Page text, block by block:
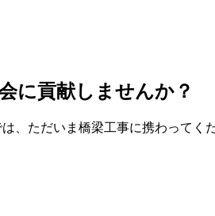
に貢献しませんか？
、ただいま橋梁工事に携わってく